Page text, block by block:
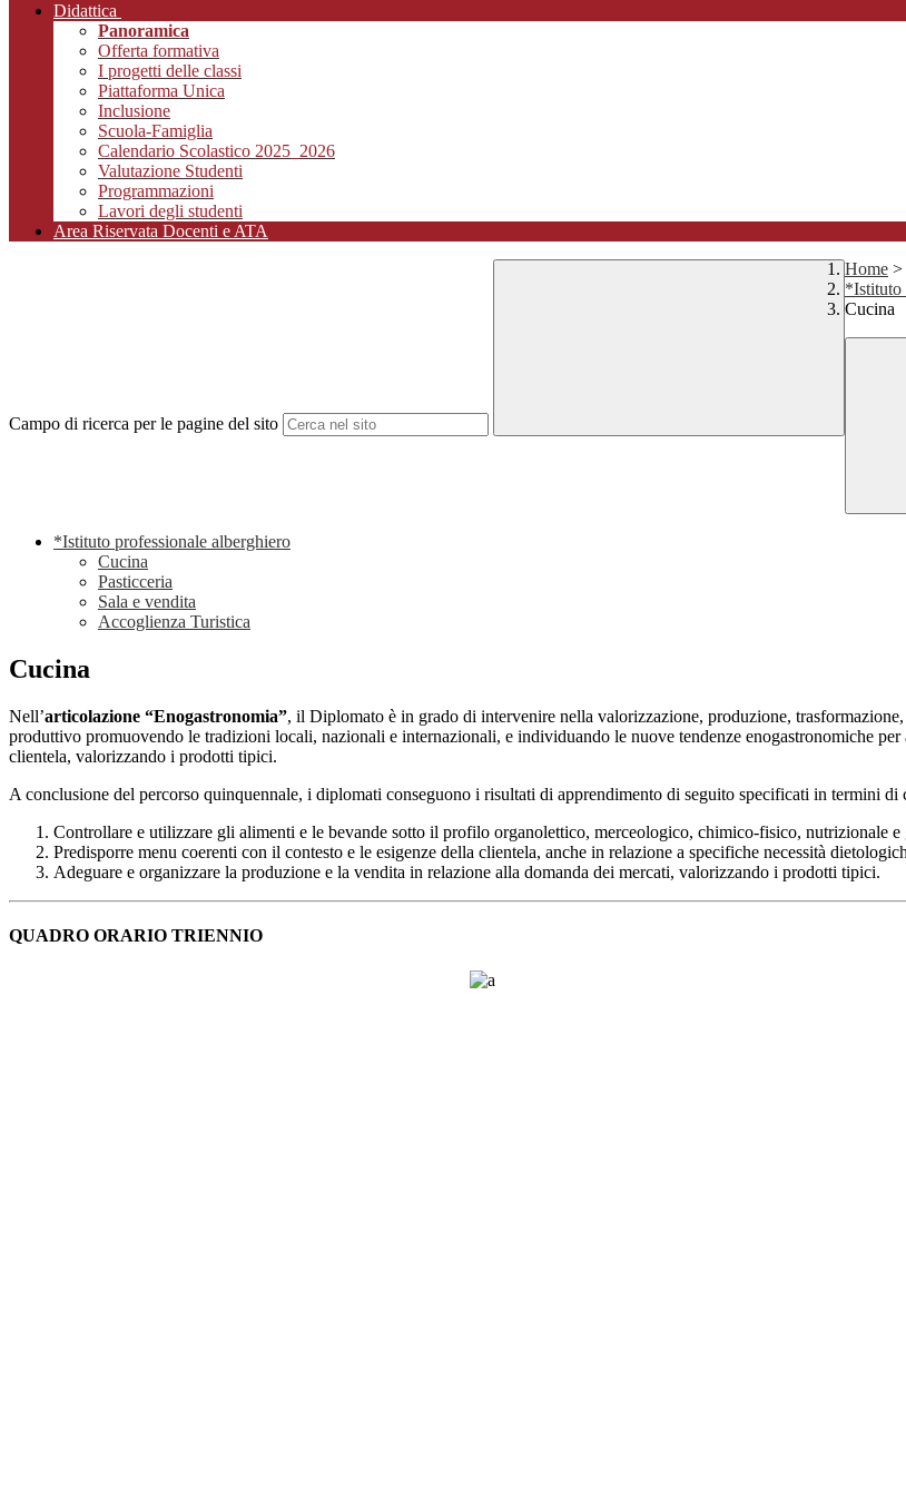
Didattica
Panoramica
Offerta formativa
I progetti delle classi
Piattaforma Unica
Inclusione
Scuola-Famiglia
Calendario Scolastico 2025_2026
Valutazione Studenti
Programmazioni
Lavori degli studenti
Area Riservata Docenti e ATA
Campo di ricerca per le pagine del sito
Home >
*Istituto
Cucina
*Istituto professionale alberghiero
Cucina
Pasticceria
Sala e vendita
Accoglienza Turistica
Cucina
Nell’articolazione “Enogastronomia”, il Diplomato è in grado di intervenire nella valorizzazione, produzione,
produttivo promuovendo le tradizioni locali, nazionali e internazionali, e individuando le nuove tendenze enogastronomiche
clientela, valorizzando i prodotti tipici.
A conclusione del percorso quinquennale, i diplomati conseguono i risultati di apprendimento di seguito specificati in termini di
Controllare e utilizzare gli alimenti e le bevande sotto il profilo organolettico, merceologico, chimico-fisico, nutrizionale e
Predisporre menu coerenti con il contesto e le esigenze della clientela, anche in relazione a specifiche necessità
Adeguare e organizzare la produzione e la vendita in relazione alla domanda dei mercati, valorizzando i prodotti tipici.
QUADRO ORARIO TRIENNIO